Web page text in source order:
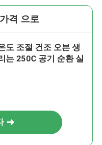
격 으로
도 조절 건조 오븐 생
는 250C 공기 순환 실